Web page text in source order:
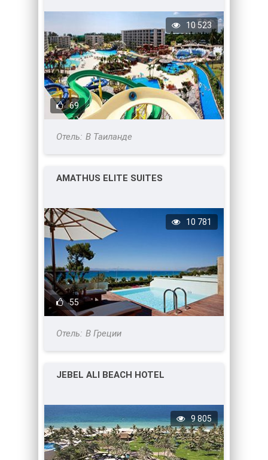
69
10 523
В Таиланде
AMATHUS ELITE SUITES
55
10 781
В Греции
JEBEL ALI BEACH HOTEL
9 805